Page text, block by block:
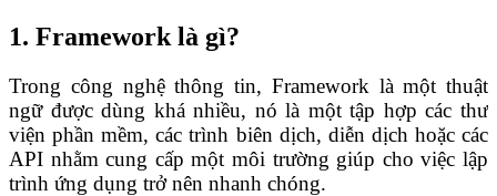
1. Framework là gì?
Trong công nghệ thông tin, Framework là một thuật
ngữ được dùng khá nhiều, nó là một tập hợp các thư
viện phần mềm, các trình biên dịch, diễn dịch hoặc các
API nhằm cung cấp một môi trường giúp cho việc lập
trình ứng dụng trở nên nhanh chóng.